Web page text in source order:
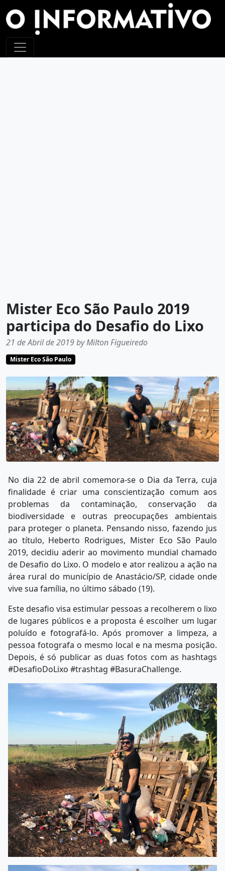
Mister Eco São Paulo 2019
participa do Desafio do Lixo
21 de Abril de 2019 by Milton Figueiredo
Mister Eco São Paulo
No dia 22 de abril comemora-se o Dia da Terra, cuja
finalidade é criar uma conscientização comum aos
problemas da contaminação, conservação da
biodiversidade e outras preocupações ambientais
para proteger o planeta. Pensando nisso, fazendo jus
ao título, Heberto Rodrigues, Mister Eco São Paulo
2019, decidiu aderir ao movimento mundial chamado
de Desafio do Lixo. O modelo e ator realizou a ação na
área rural do município de Anastácio/SP, cidade onde
vive sua família, no último sábado (19).
Este desafio visa estimular pessoas a recolherem o lixo
de lugares públicos e a proposta é escolher um lugar
poluído e fotografá-lo. Após promover a limpeza, a
pessoa fotografa o mesmo local e na mesma posição.
Depois, é só publicar as duas fotos com as hashtags
#DesafioDoLixo #trashtag #BasuraChallenge.